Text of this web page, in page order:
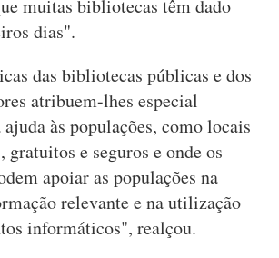
muitas bibliotecas têm dado
dias".
das bibliotecas públicas e dos
atribuem-lhes especial
às populações, como locais
gratuitos e seguros e onde os
apoiar as populações na
relevante e na utilização
informáticos", realçou.